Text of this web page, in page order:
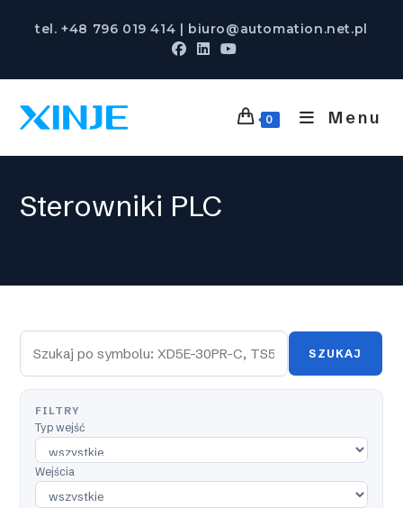
tel. +48 796 019 414 | biuro@automation.net.pl
0 Menu
Sterowniki PLC
SZUKAJ
FILTRY
Typ wejść
Wejścia